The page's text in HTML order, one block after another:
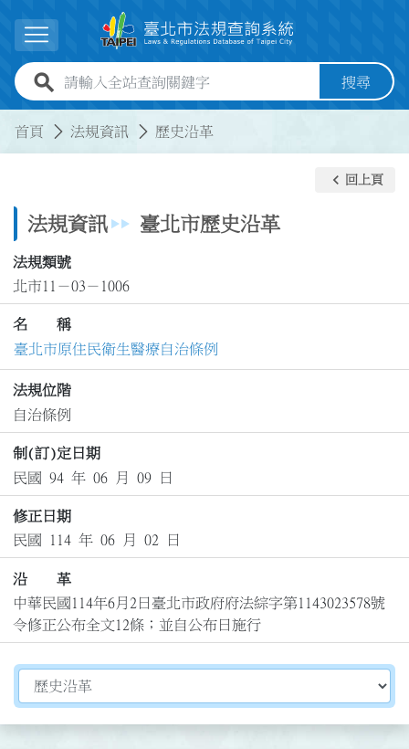
展開選單
全站查詢關鍵字欄位 搜尋
首頁 法規資訊 歷史沿革
法規資訊 臺北市歷史沿革
keyboard_arrow_left 回上頁
法規類號
北市11－03－1006
名 稱
臺北市原住民衛生醫療自治條例
法規位階
自治條例
制(訂)定日期
民國 94 年 06 月 09 日
修正日期
民國 114 年 06 月 02 日
沿 革
中華民國114年6月2日臺北市政府府法綜字第1143023578號
令修正公布全文12條；並自公布日施行
切換選擇法規資訊內容